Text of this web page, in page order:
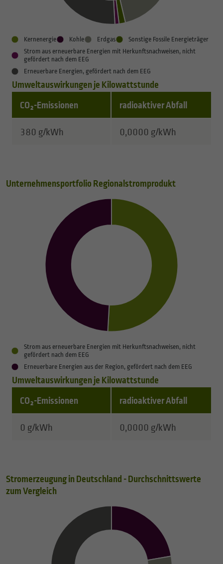
Kernenergie Kohle Erdgas
Sonstige Fossile Energieträger
Strom aus erneuerbare Energien mit Herkunftsnachweisen, nicht
gefördert nach dem EEG
Erneuerbare Energien, gefördert nach dem EEG
Umweltauswirkungen je Kilowattstunde
Hier finden Sie eine Tabelle mit Informationen zu
CO₂-Emissionen radioaktiver Abfall
380 g/kWh 0,0000 g/kWh
Unternehmensportfolio Regionalstromprodukt
Strom aus erneuerbare Energien mit Herkunftsnachweisen, nicht
gefördert nach dem EEG
Erneuerbare Energien aus der Region, gefördert nach dem EEG
Umweltauswirkungen je Kilowattstunde
Hier finden Sie eine Tabelle mit Informationen zu
CO₂-Emissionen radioaktiver Abfall
0 g/kWh 0,0000 g/kWh
Stromerzeugung in Deutschland - Durchschnittswerte
zum Vergleich